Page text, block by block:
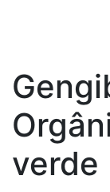
verde